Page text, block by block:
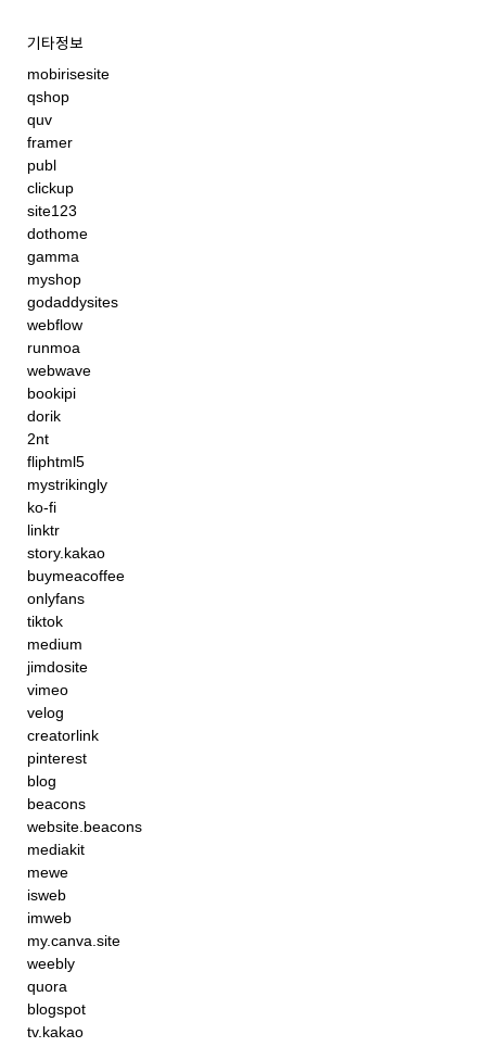
기타정보
mobirisesite
qshop
quv
framer
publ
clickup
site123
dothome
gamma
myshop
godaddysites
webflow
runmoa
webwave
bookipi
dorik
2nt
fliphtml5
mystrikingly
ko-fi
linktr
story.kakao
buymeacoffee
onlyfans
tiktok
medium
jimdosite
vimeo
velog
creatorlink
pinterest
blog
beacons
website.beacons
mediakit
mewe
isweb
imweb
my.canva.site
weebly
quora
blogspot
tv.kakao